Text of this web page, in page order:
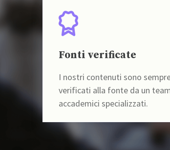
Fonti verificate
I nostri contenuti sono
verificati alla fonte da un
accademici specializzati.